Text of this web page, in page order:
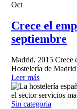
Oct
Crece el
septiembre
Madrid, 2015 Crece
Hostelería de Madrid
Leer más
Sin categoría